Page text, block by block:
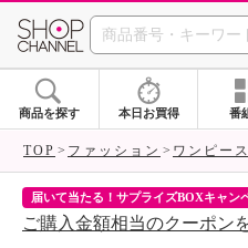
商品を探す 本日お買得 番
TOP ファッション ワンピー
届いて当たる！サプライズBOXキャン
ご購入金額相当のクーポン